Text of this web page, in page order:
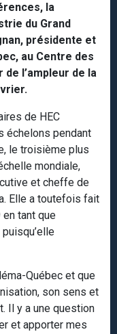
la
du Grand
présidente et
au Centre des
l’ampleur de la
de HEC
échelons pendant
le troisième plus
mondiale,
et cheffe de
Elle a toutefois fait
en tant que
Québec et que
son sens et
Il y a une question
et apporter mes